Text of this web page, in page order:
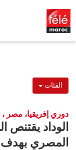
الفئات
دوري إفريقيا، مصر ،
الوداد يقتنص
المصري